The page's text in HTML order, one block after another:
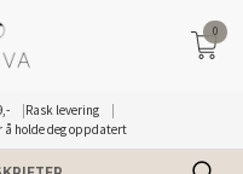
Rask levering
å holde deg oppdatert
0